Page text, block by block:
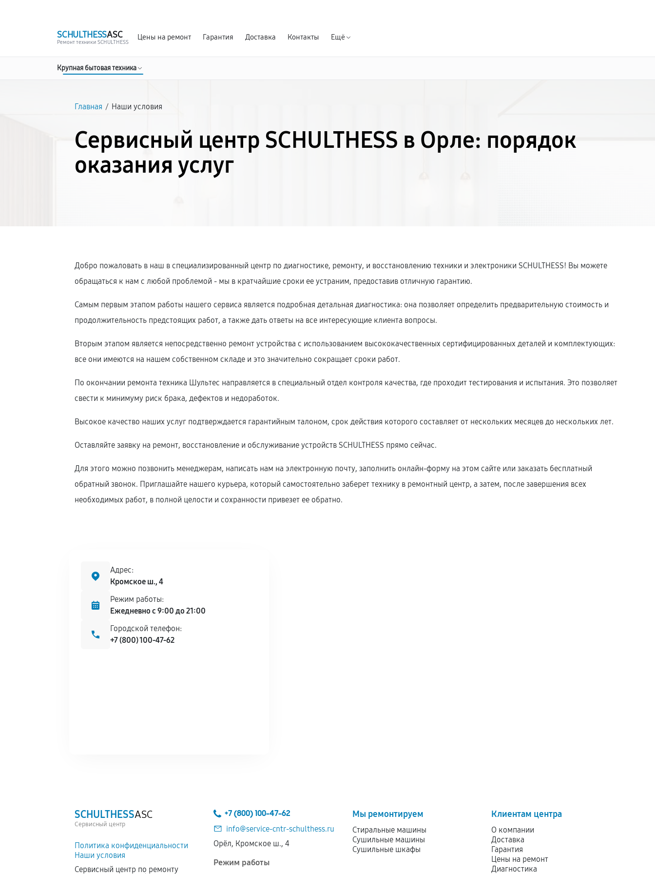
SCHULTHESSASC
Ремонт техники SCHULTHESS
Цены на ремонт Гарантия Доставка Контакты Ещё
Крупная бытовая техника
Главная / Наши условия
Сервисный центр SCHULTHESS в Орле: порядок
оказания услуг
Добро пожаловать в наш в специализированный центр по диагностике, ремонту, и восстановлению техники и электроники SCHULTHESS! Вы можете
обращаться к нам с любой проблемой - мы в кратчайшие сроки ее устраним, предоставив отличную гарантию.
Самым первым этапом работы нашего сервиса является подробная детальная диагностика: она позволяет определить предварительную стоимость и
продолжительность предстоящих работ, а также дать ответы на все интересующие клиента вопросы.
Вторым этапом является непосредственно ремонт устройства с использованием высококачественных сертифицированных деталей и комплектующих:
все они имеются на нашем собственном складе и это значительно сокращает сроки работ.
По окончании ремонта техника Шультес направляется в специальный отдел контроля качества, где проходит тестирования и испытания. Это позволяет
свести к минимуму риск брака, дефектов и недоработок.
Высокое качество наших услуг подтверждается гарантийным талоном, срок действия которого составляет от нескольких месяцев до нескольких лет.
Оставляйте заявку на ремонт, восстановление и обслуживание устройств SCHULTHESS прямо сейчас.
Для этого можно позвонить менеджерам, написать нам на электронную почту, заполнить онлайн-форму на этом сайте или заказать бесплатный
обратный звонок. Приглашайте нашего курьера, который самостоятельно заберет технику в ремонтный центр, а затем, после завершения всех
необходимых работ, в полной целости и сохранности привезет ее обратно.
Адрес:
Кромское ш., 4
Режим работы:
Ежедневно с 9:00 до 21:00
Городской телефон:
+7 (800) 100-47-62
SCHULTHESSASC
Сервисный центр
Политика конфиденциальности
Наши условия
Сервисный центр по ремонту
+7 (800) 100-47-62
info@service-cntr-schulthess.ru
Орёл, Кромское ш., 4
Режим работы
Мы ремонтируем
Стиральные машины
Сушильные машины
Сушильные шкафы
Клиентам центра
О компании
Доставка
Гарантия
Цены на ремонт
Диагностика